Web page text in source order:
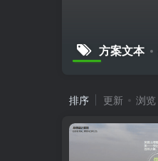
方案文本
排序 更新 浏览